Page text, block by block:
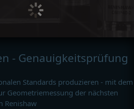
- Genauigkeitsprüfung
Standards produzieren - mit dem
Geometriemessung der nächsten
Renishaw